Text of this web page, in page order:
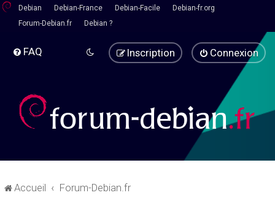
Debian Debian-France Debian-Facile
Debian-fr.org
Forum-Debian.fr
Debian ?
FAQ Connexion
Inscription
Accueil Forum-Debian.fr